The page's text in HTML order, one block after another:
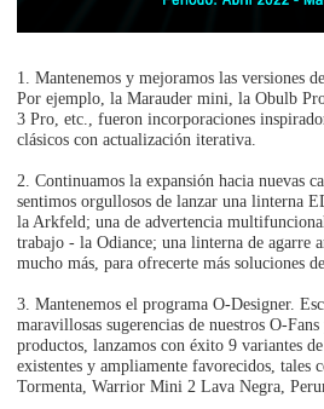
1. Mantenemos y mejoramos las versiones
Por ejemplo, la Marauder mini, la Obulb
3 Pro, etc., fueron incorporaciones
clásicos con actualización iterativa.
2. Continuamos la expansión hacia nuevas
sentimos orgullosos de lanzar una linterna
la Arkfeld; una de advertencia
trabajo - la Odiance; una linterna de agarre
mucho más, para ofrecerte más soluciones
3. Mantenemos el programa O-Designer.
maravillosas sugerencias de nuestros O-
productos, lanzamos con éxito 9 variantes
existentes y ampliamente favorecidos,
Tormenta, Warrior Mini 2 Lava Negra,